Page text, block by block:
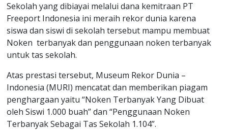
Sekolah yang dibiayai melalui dana kemitraan PT
Freeport Indonesia ini meraih rekor dunia karena
siswa dan siswi di sekolah tersebut mampu membuat
Noken terbanyak dan penggunaan noken terbanyak
untuk tas sekolah.
Atas prestasi tersebut, Museum Rekor Dunia –
Indonesia (MURI) mencatat dan memberikan piagam
penghargaan yaitu “Noken Terbanyak Yang Dibuat
oleh Siswi 1.000 buah” dan “Penggunaan Noken
Terbanyak Sebagai Tas Sekolah 1.104”.